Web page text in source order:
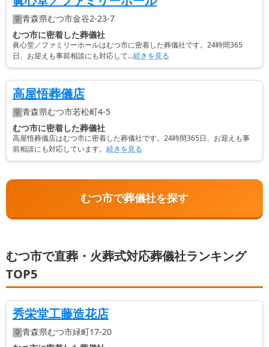
青森県むつ市金谷2-23-7
むつ市に密着した葬儀社
眞心堂／ファミリーホールはむつ市に密着した葬儀社です。24時間365
日、お迎えも事前相談にも対応して...続きを見る
高屋悟葬儀店
青森県むつ市若松町4-5
むつ市に密着した葬儀社
高屋悟葬儀店はむつ市に密着した葬儀社です。24時間365日、お迎えも事
前相談にも対応しています。 続きを見る
むつ市で葬儀社を探す
むつ市で直葬・火葬式対応葬儀社ランキング
TOP5
秀栄堂工藤造花店
青森県むつ市緑町17-20